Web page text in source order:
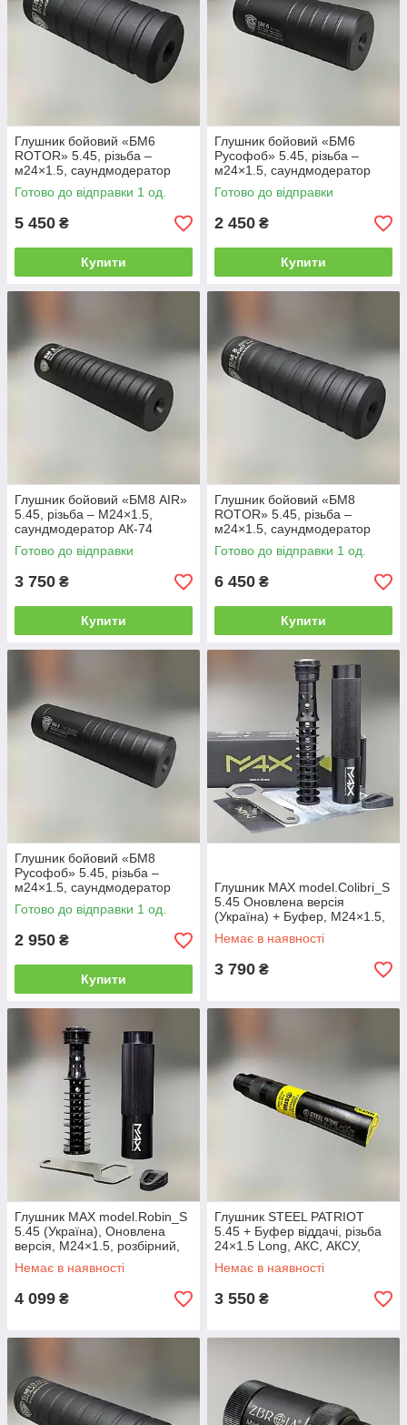
Глушник бойовий «БМ6
ROTOR» 5.45, різьба –
м24×1.5, саундмодератор
АК-74
Готово до відправки 1 од.
5 450 ₴
Купити
Глушник бойовий «БМ6
Русофоб» 5.45, різьба –
м24×1.5, саундмодератор
АК-74
Готово до відправки
2 450 ₴
Купити
Глушник бойовий «БМ8 AIR»
5.45, різьба – M24×1.5,
саундмодератор АК-74
Готово до відправки
3 750 ₴
Купити
Глушник бойовий «БМ8
ROTOR» 5.45, різьба –
м24×1.5, саундмодератор
АК-74
Готово до відправки 1 од.
6 450 ₴
Купити
Глушник бойовий «БМ8
Русофоб» 5.45, різьба –
м24×1.5, саундмодератор
АК-74
Готово до відправки 1 од.
2 950 ₴
Купити
Глушник MAX model.Colibri_S
5.45 Оновлена версія
(Україна) + Буфер, М24×1.5,
саундмодератор АК-74
Немає в наявності
3 790 ₴
Глушник MAX model.Robin_S
5.45 (Україна), Оновлена
версія, М24×1.5, розбірний,
дюралюміній,
саундмодератор АК-74,
Немає в наявності
4 099 ₴
Глушник STEEL PATRIOT
5.45 + Буфер віддачі, різьба
24×1.5 Long, АКС, АКСУ,
відновлений після 100
пострілів
Немає в наявності
3 550 ₴